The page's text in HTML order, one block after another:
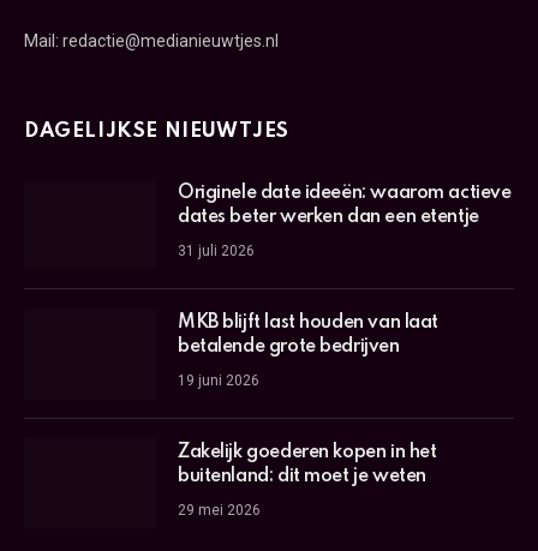
Mail: redactie@medianieuwtjes.nl
DAGELIJKSE NIEUWTJES
Originele date ideeën: waarom actieve
dates beter werken dan een etentje
31 juli 2026
MKB blijft last houden van laat
betalende grote bedrijven
19 juni 2026
Zakelijk goederen kopen in het
buitenland: dit moet je weten
29 mei 2026